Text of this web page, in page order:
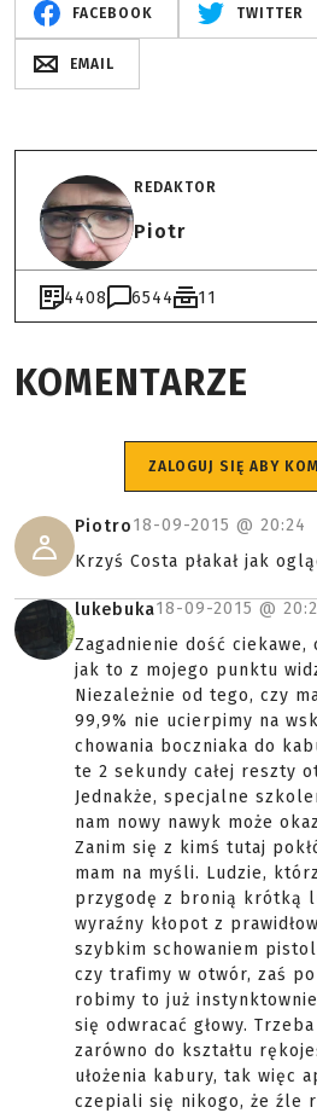
FACEBOOK TWITTER
EMAIL
REDAKTOR
Piotr
4408 6544 11
KOMENTARZE
ZALOGUJ SIĘ ABY
Piotro18-09-2015 @ 20:24
Krzyś Costa płakał jak
lukebuka18-09-2015 @
Zagadnienie dość ciekawe,
jak to z mojego punktu
Niezależnie od tego, czy
99,9% nie ucierpimy na
chowania boczniaka do
te 2 sekundy całej reszty
Jednakże, specjalne
nam nowy nawyk może
Zanim się z kimś tutaj
mam na myśli. Ludzie,
przygodę z bronią krótką
wyraźny kłopot z
szybkim schowaniem
czy trafimy w otwór, zaś po
robimy to już
się odwracać głowy.
zarówno do kształtu
ułożenia kabury, tak więc
czepiali się nikogo, że źle